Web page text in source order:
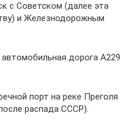
с Советском (далее эта
и Железнодорожным
дорога А229
порт на реке Преголя
распада СССР).